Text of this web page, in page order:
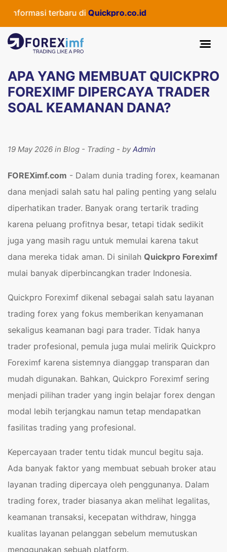
terbaru diQuickpro.co.id
APA YANG MEMBUAT QUICKPRO
FOREXIMF DIPERCAYA TRADER
SOAL KEAMANAN DANA?
19 May 2026 in Blog - Trading - byAdmin
FOREXimf.com - Dalam dunia trading forex, keamanan
dana menjadi salah satu hal paling penting yang selalu
diperhatikan trader. Banyak orang tertarik trading
karena peluang profitnya besar, tetapi tidak sedikit
juga yang masih ragu untuk memulai karena takut
dana mereka tidak aman. Di sinilah Quickpro Foreximf
mulai banyak diperbincangkan trader Indonesia.
Quickpro Foreximf dikenal sebagai salah satu layanan
trading forex yang fokus memberikan kenyamanan
sekaligus keamanan bagi para trader. Tidak hanya
trader profesional, pemula juga mulai melirik Quickpro
Foreximf karena sistemnya dianggap transparan dan
mudah digunakan. Bahkan, Quickpro Foreximf sering
menjadi pilihan trader yang ingin belajar forex dengan
modal lebih terjangkau namun tetap mendapatkan
fasilitas trading yang profesional.
Kepercayaan trader tentu tidak muncul begitu saja.
Ada banyak faktor yang membuat sebuah broker atau
layanan trading dipercaya oleh penggunanya. Dalam
trading forex, trader biasanya akan melihat legalitas,
keamanan transaksi, kecepatan withdraw, hingga
kualitas layanan pelanggan sebelum memutuskan
menggunakan sebuah platform.